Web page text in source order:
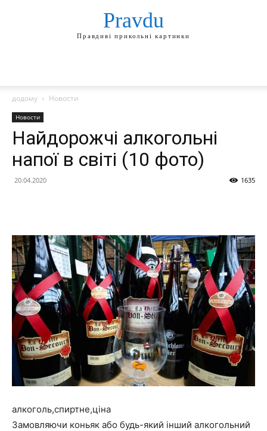
Pravdu
Правдиві прикольні картинки
додому Новости
Новости
Найдорожчі алкогольні
напої в світі (10 фото)
20.04.2020 1635
алкоголь,спиртне,ціна
Замовляючи коньяк або будь-який інший алкогольний